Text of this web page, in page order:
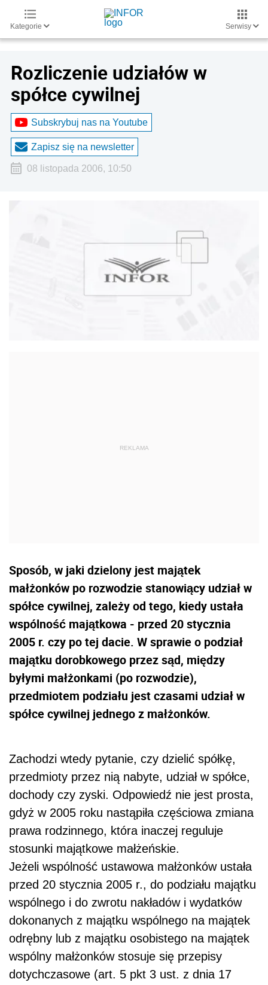
Kategorie Serwisy
Rozliczenie udziałów w
spółce cywilnej
Subskrybuj nas na Youtube
Zapisz się na newsletter
08 listopada 2006, 10:50
Sposób, w jaki dzielony jest majątek
małżonków po rozwodzie stanowiący udział w
spółce cywilnej, zależy od tego, kiedy ustała
wspólność majątkowa - przed 20 stycznia
2005 r. czy po tej dacie. W sprawie o podział
majątku dorobkowego przez sąd, między
byłymi małżonkami (po rozwodzie),
przedmiotem podziału jest czasami udział w
spółce cywilnej jednego z małżonków.
Zachodzi wtedy pytanie, czy dzielić spółkę,
przedmioty przez nią nabyte, udział w spółce,
dochody czy zyski. Odpowiedź nie jest prosta,
gdyż w 2005 roku nastąpiła częściowa zmiana
prawa rodzinnego, która inaczej reguluje
stosunki majątkowe małżeńskie.
Jeżeli wspólność ustawowa małżonków ustała
przed 20 stycznia 2005 r., do podziału majątku
wspólnego i do zwrotu nakładów i wydatków
dokonanych z majątku wspólnego na majątek
odrębny lub z majątku osobistego na majątek
wspólny małżonków stosuje się przepisy
dotychczasowe (art. 5 pkt 3 ust. z dnia 17